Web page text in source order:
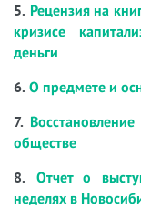
5. Рецензия на
кризисе
деньги
6. О предмете и
7.
обществе
8. Отчет о
неделях в